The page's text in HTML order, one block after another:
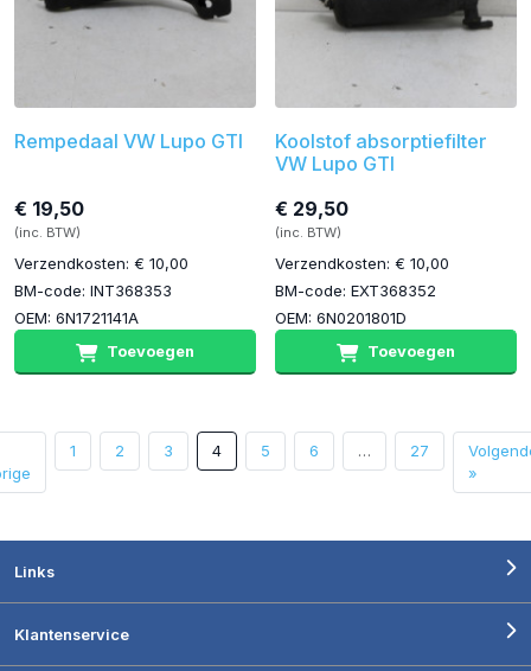
Rempedaal VW Lupo GTI
€ 19,50
(inc. BTW)
Verzendkosten: € 10,00
BM-code: INT368353
OEM: 6N1721141A
Toevoegen
Koolstof absorptiefilter
VW Lupo GTI
€ 29,50
(inc. BTW)
Verzendkosten: € 10,00
BM-code: EXT368352
OEM: 6N0201801D
Toevoegen
1 2 3 4 5 6 … 27
»
Links
Klantenservice